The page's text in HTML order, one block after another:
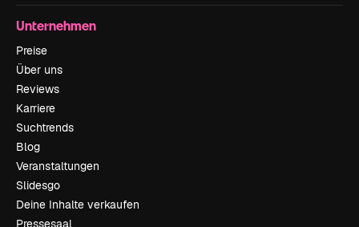
Unternehmen
Preise
Über uns
Reviews
Karriere
Suchtrends
Blog
Veranstaltungen
Slidesgo
Deine Inhalte verkaufen
Pressesaal